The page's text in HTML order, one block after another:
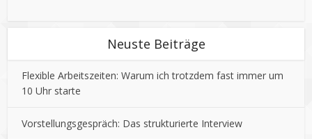
Neuste Beiträge
Flexible Arbeitszeiten: Warum ich trotzdem fast immer um
10 Uhr starte
Vorstellungsgespräch: Das strukturierte Interview